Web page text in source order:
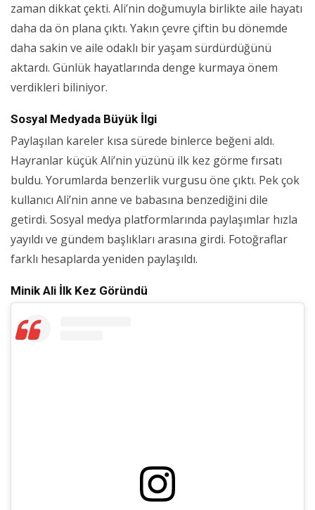
zaman dikkat çekti. Ali’nin doğumuyla birlikte aile hayatı
daha da ön plana çıktı. Yakın çevre çiftin bu dönemde
daha sakin ve aile odaklı bir yaşam sürdürdüğünü
aktardı. Günlük hayatlarında denge kurmaya önem
verdikleri biliniyor.
Sosyal Medyada Büyük İlgi
Paylaşılan kareler kısa sürede binlerce beğeni aldı.
Hayranlar küçük Ali’nin yüzünü ilk kez görme fırsatı
buldu. Yorumlarda benzerlik vurgusu öne çıktı. Pek çok
kullanıcı Ali’nin anne ve babasına benzediğini dile
getirdi. Sosyal medya platformlarında paylaşımlar hızla
yayıldı ve gündem başlıkları arasına girdi. Fotoğraflar
farklı hesaplarda yeniden paylaşıldı.
Minik Ali İlk Kez Göründü